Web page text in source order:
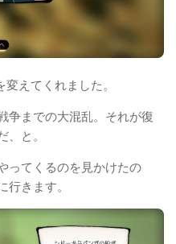
えてくれました。
争までの大混乱。それが復
と。
ってくるのを見かけたの
きます。